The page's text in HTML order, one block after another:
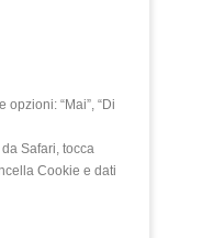
“Mai”, “Di
Safari, tocca
Cookie e dati